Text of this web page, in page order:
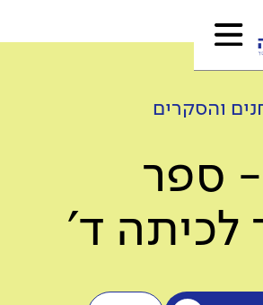
והסקרים
ספר
לכיתה ד'